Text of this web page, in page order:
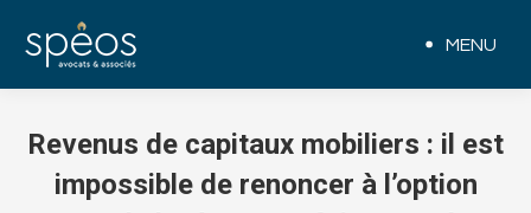
MENU
Revenus de capitaux mobiliers : il est
impossible de renoncer à l’option